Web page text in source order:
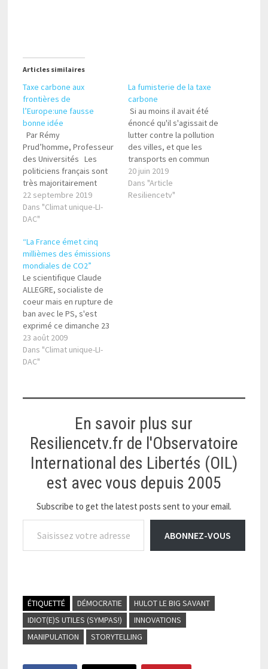
Articles similaires
Taxe carbone aux
frontières de
l’Europe:une fausse
bonne idée
Par Rémy
Prud’homme, Professeur
des Universités Les
politiciens français sont
très majoritairement
d’accord sur une
proposition: établir une
taxe carbone aux
Cette mesure figure dans
les programmes d’à peu
près toutes les listes des
candidats aux élections
européennes. Elle a tout
pour plaire, pensent-ils :
elle lutte…
22 septembre 2019
Dans "Climat unique-LI-
DAC"
La fumisterie de la taxe
carbone
Si au moins il avait été
énoncé qu'il s'agissait de
lutter contre la pollution
des villes, et que les
transports en commun
étaient réellement au
niveau (comme ils le sont
dans les pays ayant
20 juin 2019
Dans "Article
Resiliencetv"
“La France émet cinq
millièmes des émissions
mondiales de CO2”
Le scientifique Claude
ALLEGRE, socialiste de
coeur mais en rupture de
ban avec le PS, s'est
exprimé ce dimanche 23
août dans le journal Le
Parisien
(www.leparisien.fr) entre
"Instaurer cette taxe en
contexte actuel…
23 août 2009
Dans "Climat unique-LI-
DAC"
En savoir plus sur
Resiliencetv.fr de l'Observatoire
International des Libertés (OIL)
est avec vous depuis 2005
Subscribe to get the latest posts sent to your email.
Saisissez votre adresse e-mail…
ABONNEZ-VOUS
ÉTIQUETTÉ DÉMOCRATIE
HULOT LE BIG SAVANT
IDIOT(E)S UTILES (SYMPAS!)
INNOVATIONS
MANIPULATION
STORYTELLING